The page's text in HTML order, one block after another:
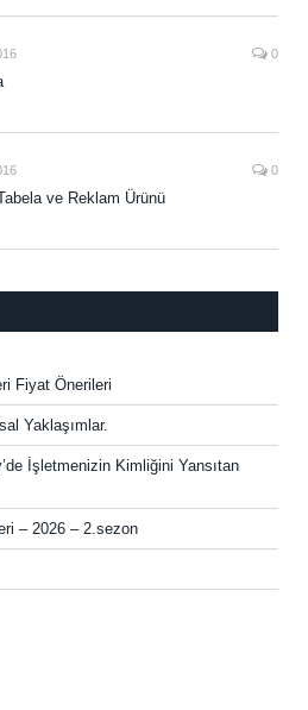
0
0
ve Reklam Ürünü
Fiyat Önerileri
Yaklaşımlar.
İşletmenizin Kimliğini Yansıtan
– 2026 – 2.sezon